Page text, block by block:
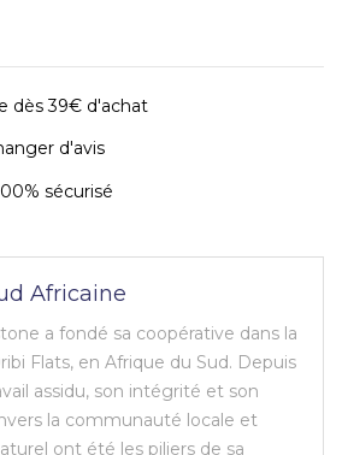
dès 39€ d'achat
d'avis
sécurisé
Africaine
a fondé sa coopérative dans la
Flats, en Afrique du Sud. Depuis
assidu, son intégrité et son
la communauté locale et
ont été les piliers de sa